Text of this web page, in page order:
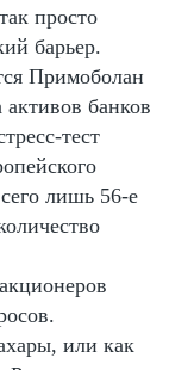
просто
барьер.
Примоболан
банков
тест
лишь 56-е
или как